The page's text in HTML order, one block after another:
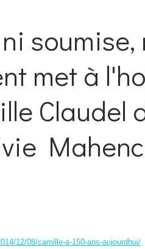
met à
Claudel
12/08/camille-a-150-ans-aujourdhui/